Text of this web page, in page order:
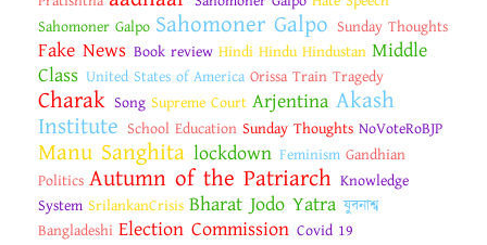
Sahomoner Galpo Sahomoner Galpo Sunday Thoughts
Fake News Book review Hindi Hindu Hindustan Middle
Class United States of America Orissa Train Tragedy
Charak Song Supreme Court Arjentina Akash
Institute School Education Sunday Thoughts NoVoteRoBJP
Manu Sanghita lockdown Feminism Gandhian
Politics Autumn of the Patriarch Knowledge
System SrilankanCrisis Bharat Jodo Yatra যুবনাশ্ব
Bangladeshi Election Commission Covid 19